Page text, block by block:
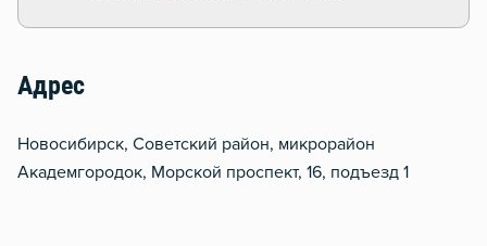
Адрес
Новосибирск, Советский район, микрорайон
Академгородок, Морской проспект, 16, подъезд 1